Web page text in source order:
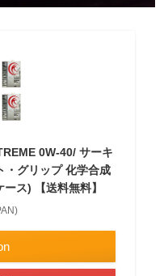
0W-40/ サーキ
・グリップ 化学合成
ス) 【送料無料】